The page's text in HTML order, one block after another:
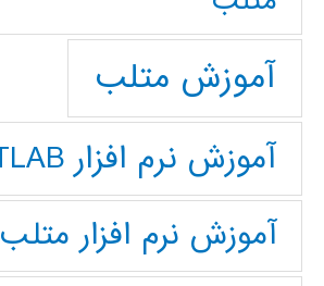
آموزش متلب
آموزش نرم افزار MATLAB
آموزش نرم افزار متلب